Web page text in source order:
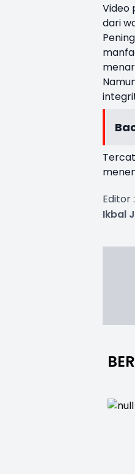
Video
dari
Editor :
Ikbal